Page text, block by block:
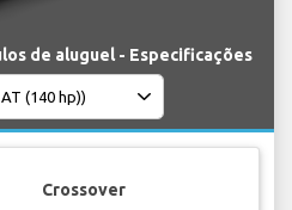
de aluguel - Especificações
Crossover